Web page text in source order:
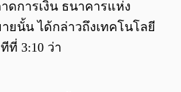
ดการเงิน ธนาคารแห่ง
ยนั้น ได้กล่าวถึงเทคโนโลยี
ที่ 3:10 ว่า